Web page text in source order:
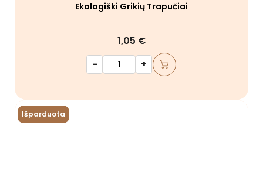
Ekologiški Grikių Trapučiai
1,05 €
-
+
Išparduota